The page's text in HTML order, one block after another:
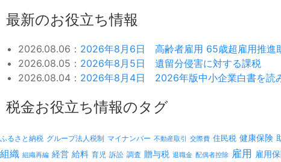
最新のお役立ち情報
2026.08.06： 2026年8月6日 高齢者雇用 65歳超雇用推進
2026.08.05： 2026年8月5日 遺留分侵害に対する課税
2026.08.04： 2026年8月4日 2026年版中小企業白書を読
税金お役立ち情報のタグ
ふるさと納税 グループ法人税制 マイナンバー 不動産取引 交際費 住民税 健康保険
組織 組織再編 経営 給料 育児 訴訟 調査 贈与税 退職金 配偶者控除 雇用 雇用